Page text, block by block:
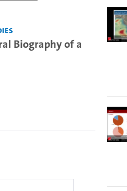
Biography of a
Bitte in das Feld klicken, um die